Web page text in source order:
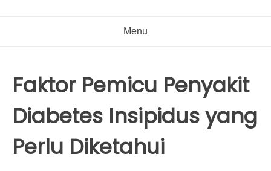
Menu
Faktor Pemicu Penyakit
Diabetes Insipidus yang
Perlu Diketahui